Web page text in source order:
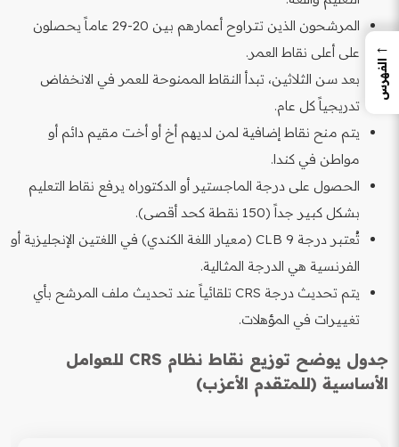
المرشحون الذين تتراوح أعمارهم بين 20-29 عاماً يحصلون
على أعلى نقاط العمر.
بعد سن الثلاثين، تبدأ النقاط الممنوحة للعمر في الانخفاض
تدريجياً كل عام.
يتم منح نقاط إضافية لمن لديهم أخ أو أخت مقيم دائم أو
مواطن في كندا.
الحصول على درجة الماجستير أو الدكتوراه يرفع نقاط التعليم
بشكل كبير جداً (150 نقطة كحد أقصى).
تُعتبر درجة CLB 9 (معيار اللغة الكندي) في اللغتين الإنجليزية أو
الفرنسية هي الدرجة المثالية.
يتم تحديث درجة CRS تلقائياً عند تحديث ملف المرشح بأي
تغييرات في المؤهلات.
جدول يوضح توزيع نقاط نظام CRS للعوامل
الأساسية (للمتقدم الأعزب)
←
الفهرس